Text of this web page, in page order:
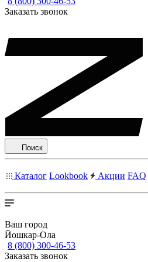
Заказать звонок
Поиск
Каталог Lookbook Акции FAQ
Ваш город
Йошкар-Ола
8 (800) 300-46-53
Заказать звонок